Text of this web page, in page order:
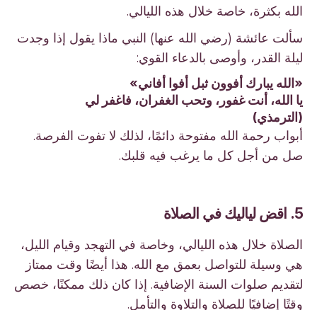
الله بكثرة، خاصة خلال هذه الليالي.
سألت عائشة (رضي الله عنها) النبي ماذا يقول إذا وجدت
ليلة القدر، وأوصى بالدعاء القوي:
«الله يبارك أفوون ثبل أفوا أفاني»
يا الله، أنت غفور، وتحب الغفران، فاغفر لي
(الترمذي)
أبواب رحمة الله مفتوحة دائمًا، لذلك لا تفوت الفرصة.
صل من أجل كل ما يرغب فيه قلبك.
الصلاة خلال هذه الليالي، وخاصة في التهجد وقيام الليل،
هي وسيلة للتواصل بعمق مع الله. هذا أيضًا وقت ممتاز
لتقديم صلوات السنة الإضافية. إذا كان ذلك ممكنًا، خصص
وقتًا إضافيًا للصلاة والتلاوة والتأمل.